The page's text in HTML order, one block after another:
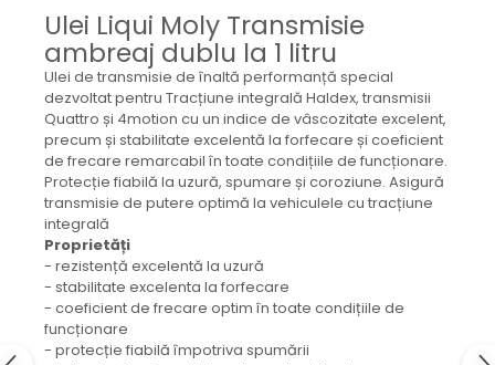
Hidraulica
Mecanica
Electropompa si motoare
electrice
Burdufuri si cilindri hidraulici
Role, bucsi si bolturi
BEHRENS
Bolturi - role - bucse
Burdufe si cilindri
Mecanice
Electrice
Hidraulice
Motoare electrice si pompe
Ulei Liqui Moly Transmisie
ambreaj dublu la 1 litru
Ulei de transmisie de înaltă performanță special
dezvoltat pentru Tracțiune integrală Haldex, transmisii
Quattro și 4motion cu un indice de vâscozitate excelent,
precum și stabilitate excelentă la forfecare și coeficient
de frecare remarcabil în toate condițiile de funcționare.
Protecție fiabilă la uzură, spumare și coroziune. Asigură
transmisie de putere optimă la vehiculele cu tracțiune
integrală
Proprietăți
- rezistență excelentă la uzură
- stabilitate excelenta la forfecare
- coeficient de frecare optim în toate condițiile de
funcționare
- protecție fiabilă împotriva spumării